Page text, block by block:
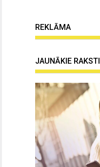
REKLĀMA
JAUNĀKIE RAKSTI